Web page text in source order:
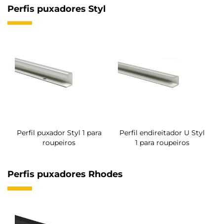
Perfis puxadores Styl
Perfil puxador Styl 1 para
roupeiros
Perfil endireitador U Styl
1 para roupeiros
Perfis puxadores Rhodes